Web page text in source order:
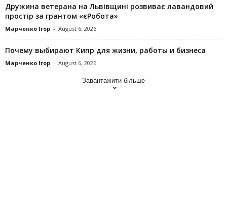
Дружина ветерана на Львівщині розвиває лавандовий
простір за грантом «єРобота»
Марченко Ігор - August 6, 2026
Почему выбирают Кипр для жизни, работы и бизнеса
Марченко Ігор - August 6, 2026
Завантажити більше